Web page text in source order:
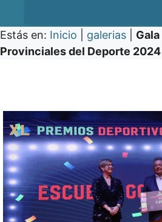
Estás en: Inicio galerias
Provinciales del Deporte 2024